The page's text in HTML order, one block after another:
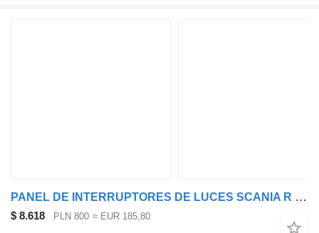
PANEL DE INTERRUPTORES DE LUCES SCANIA R S NTG 2673079 cuadro de instrumentos para Scania R S NTG cabeza tractora
$ 8.618 PLN 800 ≈ EUR 185,80